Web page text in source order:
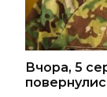
Вчора, 5